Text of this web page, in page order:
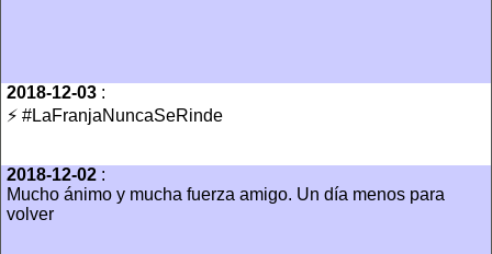
2018-12-03 :
⚡️ #LaFranjaNuncaSeRinde
2018-12-02 :
Mucho ánimo y mucha fuerza amigo. Un día menos para
volver